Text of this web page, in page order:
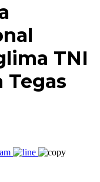
TNI
Tegas